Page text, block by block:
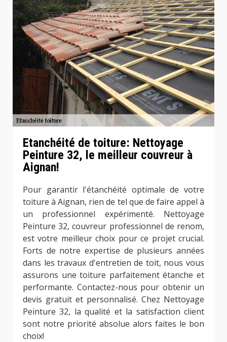
Etanchéité de toiture: Nettoyage
Peinture 32, le meilleur couvreur à
Aignan!
Pour garantir l'étanchéité optimale de votre
toiture à Aignan, rien de tel que de faire appel à
un professionnel expérimenté. Nettoyage
Peinture 32, couvreur professionnel de renom,
est votre meilleur choix pour ce projet crucial.
Forts de notre expertise de plusieurs années
dans les travaux d'entretien de toit, nous vous
assurons une toiture parfaitement étanche et
performante. Contactez-nous pour obtenir un
devis gratuit et personnalisé. Chez Nettoyage
Peinture 32, la qualité et la satisfaction client
sont notre priorité absolue alors faites le bon
choix!